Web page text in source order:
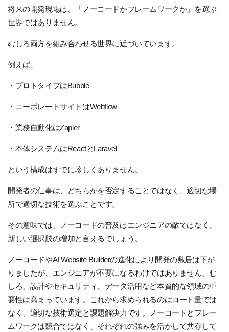
将来の開発現場は、「ノーコードかフレームワークか」を選ぶ
世界ではありません。
むしろ両方を組み合わせる世界に近づいています。
例えば、
・プロトタイプはBubble
・コーポレートサイトはWebflow
・業務自動化はZapier
・本体システムはReactとLaravel
という構成はすでに珍しくありません。
開発者の仕事は、どちらかを否定することではなく、適切な場
所で適切な技術を選ぶことです。
その意味では、ノーコードの普及はエンジニアの敵ではなく、
新しい選択肢の増加と言えるでしょう。
ノーコードやAI Website Builderの進化により開発の敷居は下が
りましたが、エンジニアが不要になるわけではありません。む
しろ、設計やセキュリティ、データ活用など本質的な領域の重
要性は高まっています。これから求められるのはコード量では
なく、適切な技術選定と課題解決力です。ノーコードとフレー
ムワークは競合ではなく、それぞれの強みを活かして共存して